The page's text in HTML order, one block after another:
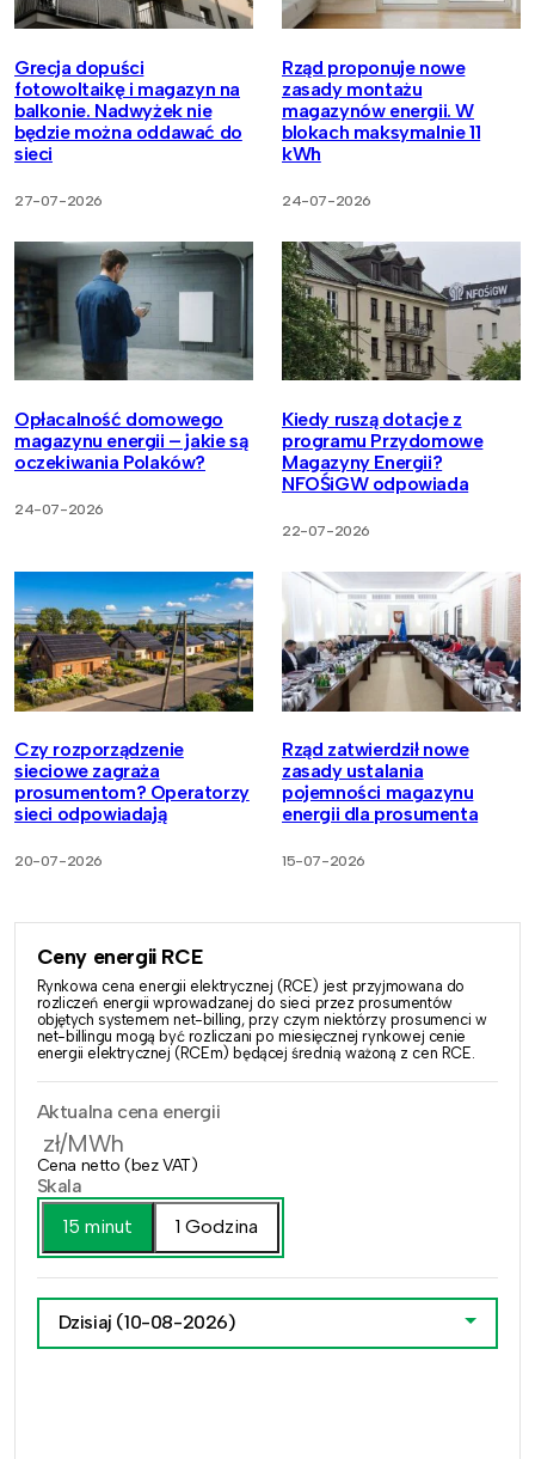
Grecja dopuści
fotowoltaikę i magazyn na
balkonie. Nadwyżek nie
będzie można oddawać do
sieci
27-07-2026
Rząd proponuje nowe
zasady montażu
magazynów energii. W
blokach maksymalnie 11
kWh
24-07-2026
Opłacalność domowego
magazynu energii – jakie są
oczekiwania Polaków?
24-07-2026
Kiedy ruszą dotacje z
programu Przydomowe
Magazyny Energii?
NFOŚiGW odpowiada
22-07-2026
Czy rozporządzenie
sieciowe zagraża
prosumentom? Operatorzy
sieci odpowiadają
20-07-2026
Rząd zatwierdził nowe
zasady ustalania
pojemności magazynu
energii dla prosumenta
15-07-2026
Ceny energii RCE
Rynkowa cena energii elektrycznej (RCE) jest przyjmowana do
rozliczeń energii wprowadzanej do sieci przez prosumentów
objętych systemem net-billing, przy czym niektórzy prosumenci w
net-billingu mogą być rozliczani po miesięcznej rynkowej cenie
energii elektrycznej (RCEm) będącej średnią ważoną z cen RCE.
Aktualna cena energii
zł/MWh
Cena netto (bez VAT)
Skala
15 minut
1 Godzina
Dzisiaj (10-08-2026)